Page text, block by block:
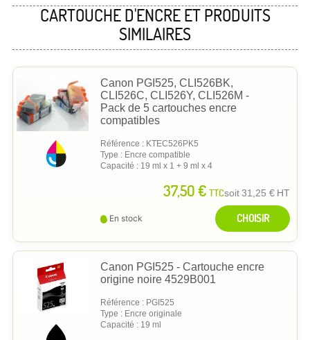
CARTOUCHE D'ENCRE ET PRODUITS
SIMILAIRES
Canon PGI525, CLI526BK,
CLI526C, CLI526Y, CLI526M -
Pack de 5 cartouches encre
compatibles
Référence : KTEC526PK5
Type : Encre compatible
Capacité : 19 ml x 1 + 9 ml x 4
37,50 € TTCsoit31,25 € HT
En stock CHOISIR
Canon PGI525 - Cartouche encre
origine noire 4529B001
Référence : PGI525
Type : Encre originale
Capacité : 19 ml